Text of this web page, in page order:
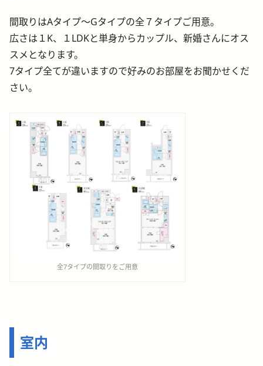
間取りはAタイプ～Gタイプの全７タイプご用意。
広さは１K、１LDKと単身からカップル、新婚さんにオス
スメとなります。
7タイプ全てが違いますので好みのお部屋をお聞かせくだ
さい。
全7タイプの間取りをご用意
室内